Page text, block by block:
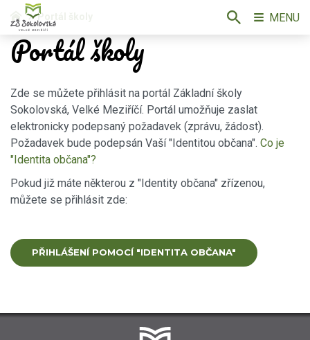
Portál školy
Portál školy
Zde se můžete přihlásit na portál Základní školy
Sokolovská, Velké Meziříčí. Portál umožňuje zaslat
elektronicky podepsaný požadavek (zprávu, žádost).
Požadavek bude podepsán Vaší "Identitou občana". Co je
"Identita občana"?
Pokud již máte některou z "Identity občana" zřízenou,
můžete se přihlásit zde:
PŘIHLÁŠENÍ POMOCÍ "IDENTITA OBČANA"
MENU